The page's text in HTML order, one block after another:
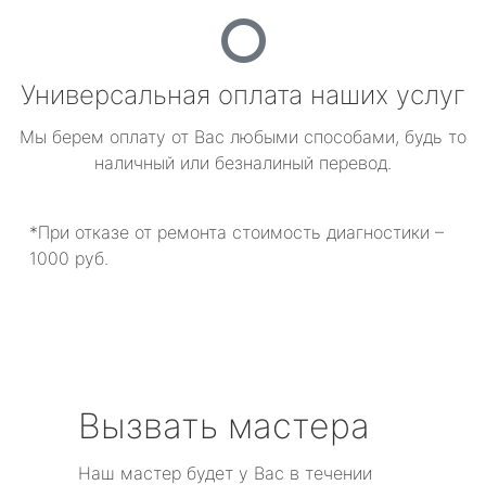
Универсальная оплата наших услуг
Мы берем оплату от Вас любыми способами, будь то
наличный или безналиный перевод.
*При отказе от ремонта стоимость диагностики –
1000 руб.
Вызвать мастера
Наш мастер будет у Вас в течении